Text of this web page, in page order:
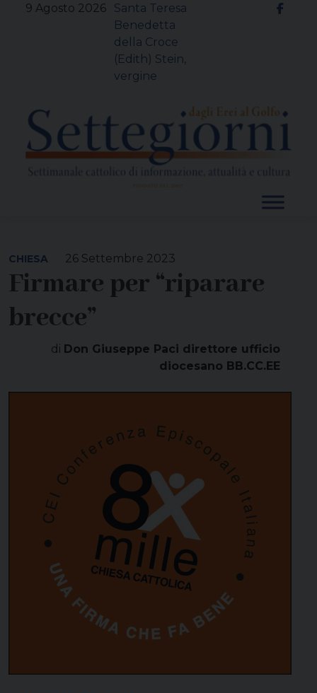
9 Agosto 2026
Santa Teresa
Benedetta
della Croce
(Edith) Stein,
vergine
26 Settembre 2023
CHIESA
Firmare per “riparare
brecce”
di Don Giuseppe Paci direttore ufficio
diocesano BB.CC.EE